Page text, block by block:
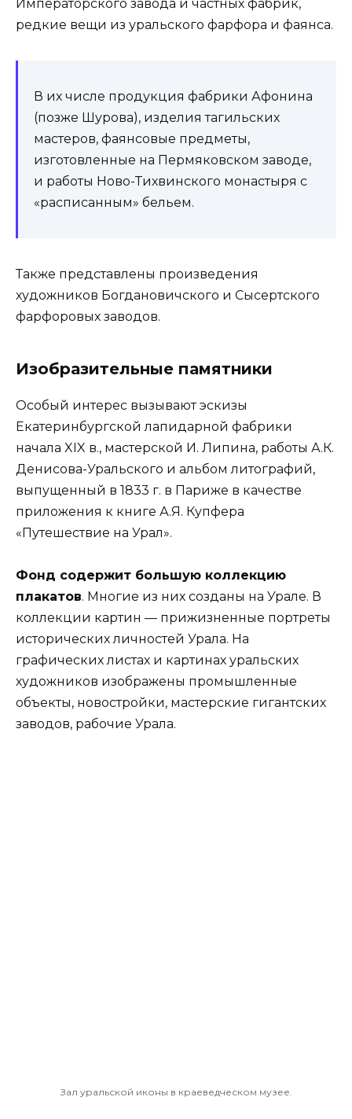
Императорского завода и частных фабрик,
редкие вещи из уральского фарфора и фаянса.
В их числе продукция фабрики Афонина
(позже Шурова), изделия тагильских
мастеров, фаянсовые предметы,
изготовленные на Пермяковском заводе,
и работы Ново-Тихвинского монастыря с
«расписанным» бельем.
Также представлены произведения
художников Богдановичского и Сысертского
фарфоровых заводов.
Изобразительные памятники
Особый интерес вызывают эскизы
Екатеринбургской лапидарной фабрики
начала XIX в., мастерской И. Липина, работы А.К.
Денисова-Уральского и альбом литографий,
выпущенный в 1833 г. в Париже в качестве
приложения к книге А.Я. Купфера
«Путешествие на Урал».
Фонд содержит большую коллекцию
плакатов. Многие из них созданы на Урале. В
коллекции картин — прижизненные портреты
исторических личностей Урала. На
графических листах и картинах уральских
художников изображены промышленные
объекты, новостройки, мастерские гигантских
заводов, рабочие Урала.
Зал уральской иконы в краеведческом музее.